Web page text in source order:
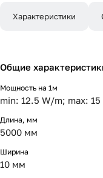
Характеристики
Общие
Мощность на 1м
min: 12.5 W/m; max:
Длина, мм
5000 мм
Ширина
10 мм